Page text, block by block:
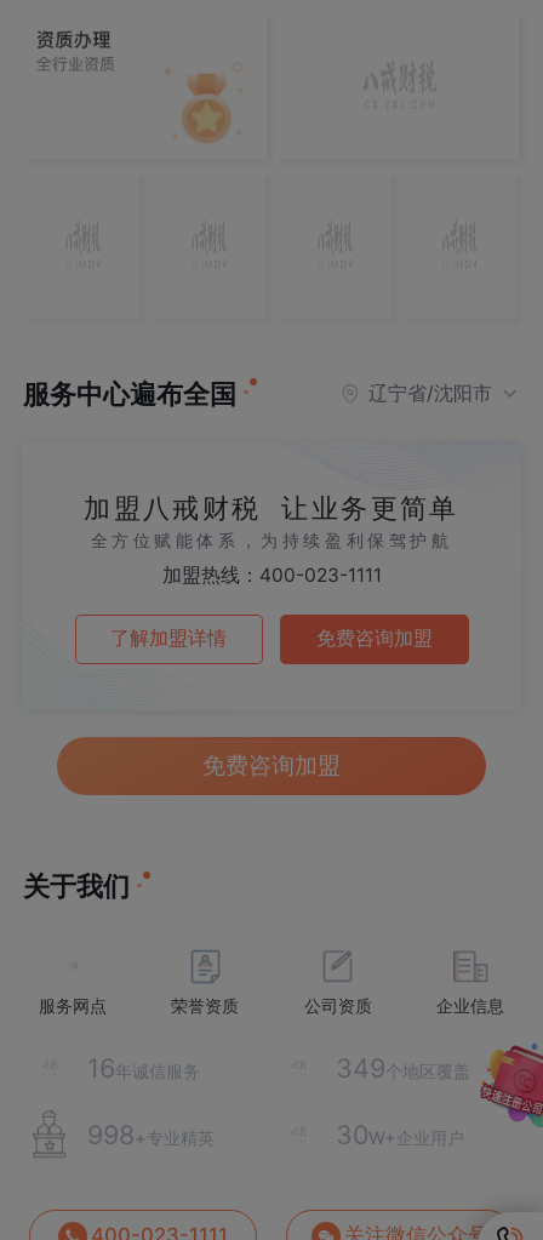
服务中心遍布全国 辽宁省/沈阳市
加盟八戒财税 让业务更简单
全方位赋能体系，为持续盈利保驾护航
加盟热线：400-023-1111
了解加盟详情 免费咨询加盟
免费咨询加盟
关于我们
服务网点 荣誉资质 公司资质 企业信息
16年诚信服务 350个地区覆盖
1000 +专业精英 30W+企业用户